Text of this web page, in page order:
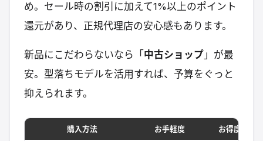
め。セール時の割引に加えて1%以上のポイント
還元があり、正規代理店の安心感もあります。
新品にこだわらないなら「 中古ショップ 」が最
安。型落ちモデルを活用すれば、予算をぐっと
抑えられます。
購入方法 お手軽度 お得度